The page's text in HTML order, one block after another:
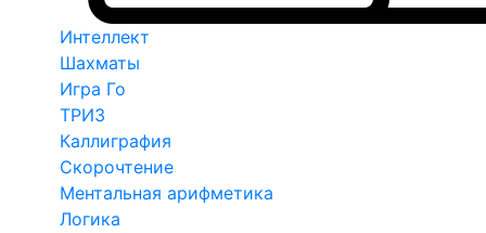
Интеллект
Шахматы
Игра Го
ТРИЗ
Каллиграфия
Скорочтение
Ментальная арифметика
Логика